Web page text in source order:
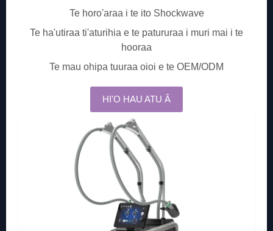
Te horo'araa i te ito Shockwave
Te ha'utiraa ti'aturihia e te patururaa i muri mai i te
hooraa
Te mau ohipa tuuraa oioi e te OEM/ODM
HI'O HAU ATU Â